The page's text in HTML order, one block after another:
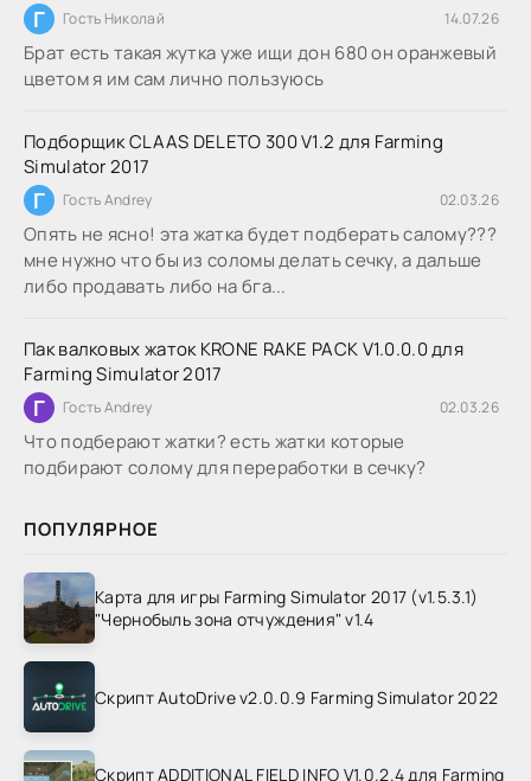
Г Гость Николай 14.07.26
Брат есть такая жутка уже ищи дон 680 он оранжевый
цветом я им сам лично пользуюсь
Подборщик CLAAS DELETO 300 V1.2 для Farming
Simulator 2017
Г Гость Andrey 02.03.26
Опять не ясно! эта жатка будет подберать салому???
мне нужно что бы из соломы делать сечку, а дальше
либо продавать либо на бга...
Пак валковых жаток KRONE RAKE PACK V1.0.0.0 для
Farming Simulator 2017
Г Гость Andrey 02.03.26
Что подберают жатки? есть жатки которые
подбирают солому для переработки в сечку?
ПОПУЛЯРНОЕ
Карта для игры Farming Simulator 2017 (v1.5.3.1)
"Чернобыль зона отчуждения" v1.4
Скрипт AutoDrive v2.0.0.9 Farming Simulator 2022
Скрипт ADDITIONAL FIELD INFO V1.0.2.4 для Farming